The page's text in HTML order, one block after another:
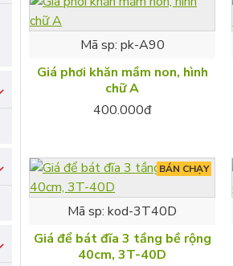
Mã sp: pk-A90
Giá phơi khăn mầm non, hình
chữ A
400.000đ
BÁN CHẠY
Mã sp: kod-3T40D
Giá để bát đĩa 3 tầng bề rộng
40cm, 3T-40D